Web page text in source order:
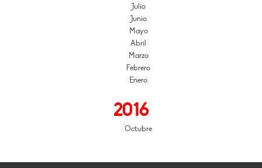
Julio
Junio
Mayo
Abril
Marzo
Febrero
Enero
2016
Octubre